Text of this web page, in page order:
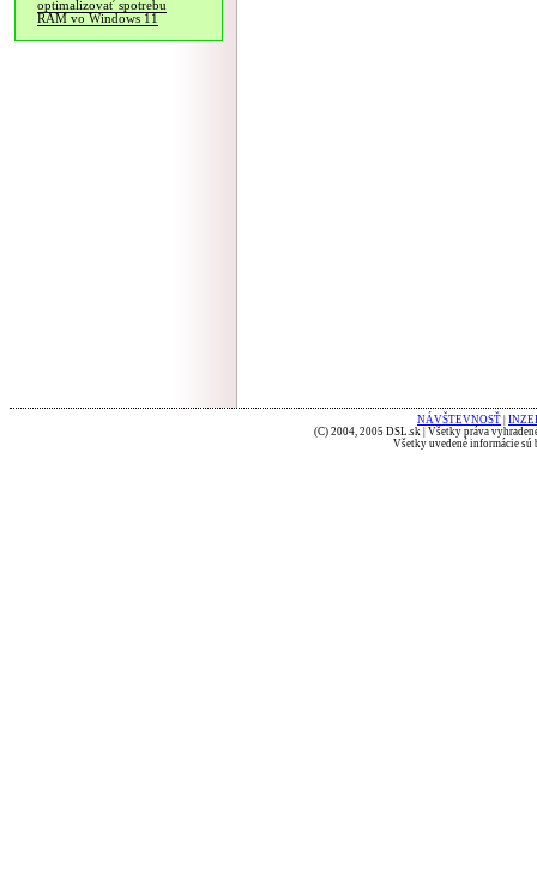
optimalizovať spotrebu
RAM vo Windows 11
NÁVŠTEVNOSŤ
(C) 2004, 2005 DSL.sk | Všetky práva
Všetky uvedené informácie sú